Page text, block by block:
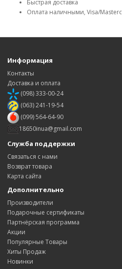
Быстрая доставка
Оплата наличными, Visa/
Информация
Контакты
Доставка и оплата
(098) 333-00-24
(063) 241-19-54
(099) 564-64-90
18650inua@gmail.com
Служба поддержки
Связаться с нами
Возврат товара
Карта сайта
Дополнительно
Производители
Подарочные сертификаты
Партнёрская программа
Акции
Популярные Товары
Хиты Продаж
Новинки